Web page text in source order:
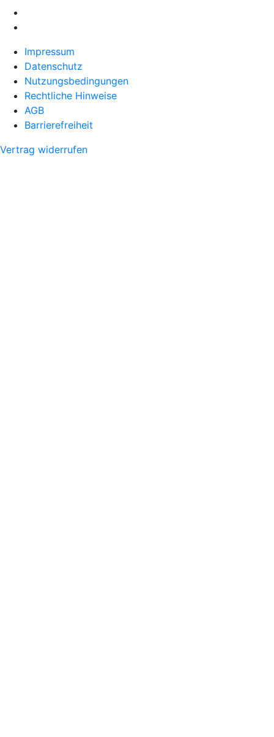
Impressum
Datenschutz
Nutzungsbedingungen
Rechtliche Hinweise
AGB
Barrierefreiheit
Vertrag widerrufen